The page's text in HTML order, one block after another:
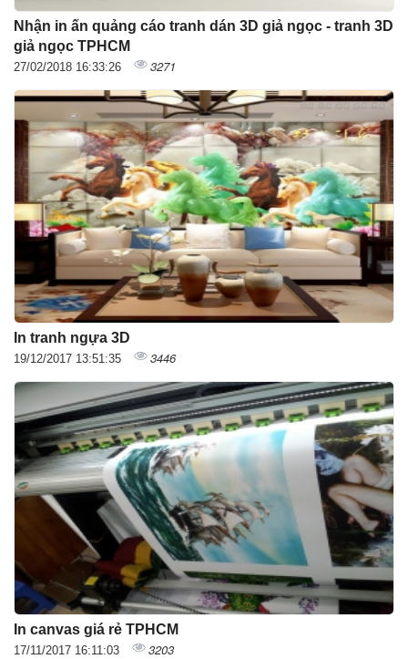
Nhận in ấn quảng cáo tranh dán 3D giả ngọc - tranh 3D
giả ngọc TPHCM
27/02/2018 16:33:26 3271
In tranh ngựa 3D
19/12/2017 13:51:35 3446
In canvas giá rẻ TPHCM
17/11/2017 16:11:03 3203